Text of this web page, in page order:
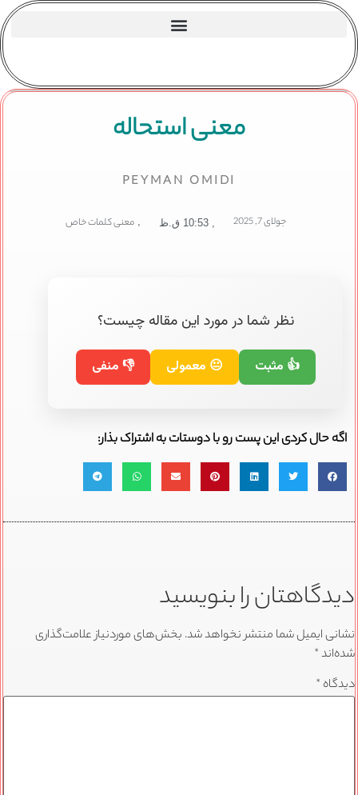
معنی استحاله
PEYMAN OMIDI
جولای 7, 2025 10:53 ق.ظ , معنی کلمات خاص
نظر شما در مورد این مقاله چیست؟
👍 مثبت 😐 معمولی 👎 منفی
اگه حال کردی این پست رو با دوستات به اشتراک بذار:
دیدگاهتان را بنویسید
نشانی ایمیل شما منتشر نخواهد شد. بخش‌های موردنیاز علامت‌گذاری
شده‌اند*
دیدگاه *